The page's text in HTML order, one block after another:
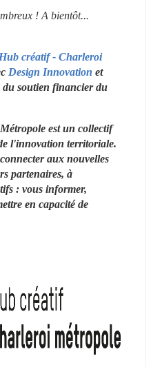
! A bientôt...
Hub créatif - Charleroi
Design Innovation et
soutien financier du
est un collectif
l'innovation territoriale.
aux nouvelles
partenaires, à
: vous informer,
en capacité de